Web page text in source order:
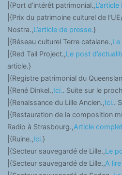
|{Port d’intérêt patrimonial.,L’article
|{Prix du patrimoine culturel de
Nostra.,L’article de presse.}
|{Réseau culturel Terre catalane.,Le
|{Red Tail Project.,Le post
article.}
|{Registre patrimonial du
|{René Dinkel.,Ici.. Suite sur le
|{Renaissance du Lille Ancien.,Ici..
|{Restauration de la composition
Radio à Strasbourg.,Article
|{Ruine.,Ici.}
|{Secteur sauvegardé de Lille.,Le
|{Secteur sauvegardé de Lille.,A